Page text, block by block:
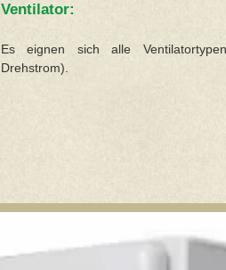
Ventilator:
Es eignen sich alle
Drehstrom).